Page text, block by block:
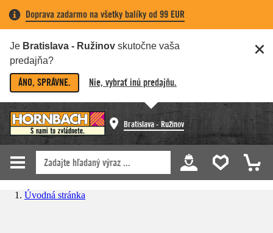
Doprava zadarmo na všetky balíky od 99 EUR
Je Bratislava - Ružinov skutočne vaša
predajňa?
ÁNO, SPRÁVNE. Nie, vybrať inú predajňu.
Bratislava - Ružinov
Úvodná stránka